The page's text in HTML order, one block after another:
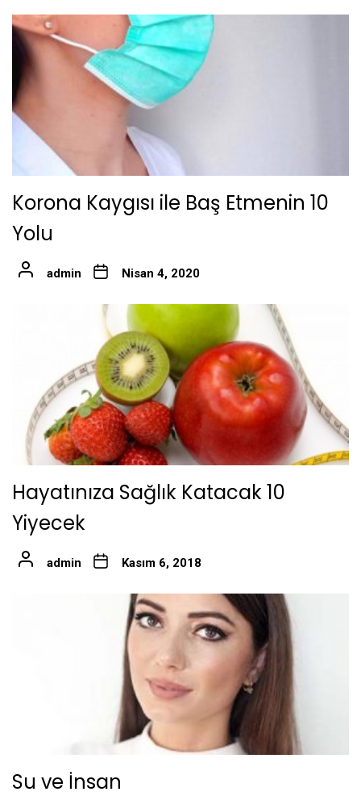
Korona Kaygısı ile Baş Etmenin 10
Yolu
admin Nisan 4, 2020
Hayatınıza Sağlık Katacak 10
Yiyecek
admin Kasım 6, 2018
Su ve İnsan